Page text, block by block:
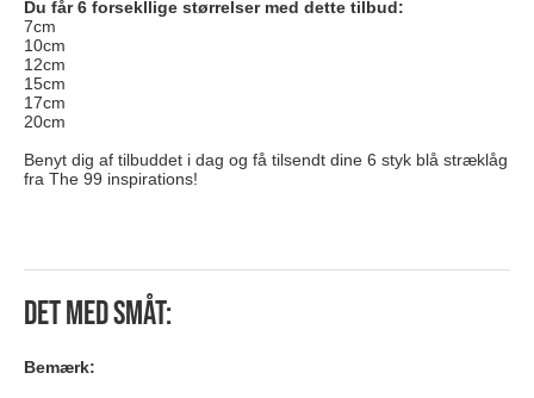
Du får 6 forsekllige størrelser med dette tilbud:
7cm
10cm
12cm
15cm
17cm
20cm
Benyt dig af tilbuddet i dag og få tilsendt dine 6 styk blå stræklåg
fra The 99 inspirations!
Det med småt:
Bemærk: